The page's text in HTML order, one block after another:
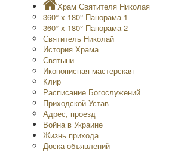
Храм Святителя Николая
360° x 180° Панорама-1
360° x 180° Панорама-2
Святитель Николай
История Храма
Святыни
Иконописная мастерская
Клир
Расписание Богослужений
Приходской Устав
Адрес, проезд
Война в Украине
Жизнь прихода
Доска объявлений